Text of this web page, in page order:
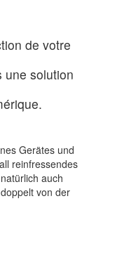
de votre
une solution
Gerätes und
reinfressendes
auch
von der